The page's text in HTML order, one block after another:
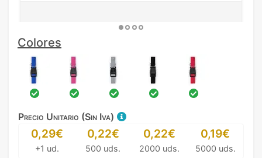
Colores
Precio Unitario (Sin Iva)
0,29€
+1 ud.
0,22€
500 uds.
0,22€
2000 uds.
0,19€
5000 uds.